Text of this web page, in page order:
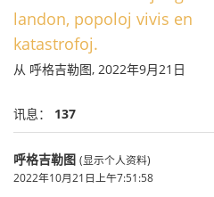
landon, popoloj vivis en
katastrofoj.
从 呼格吉勒图, 2022年9月21日
讯息： 137
呼格吉勒图 (显示个人资料)
2022年10月21日上午7:51:58